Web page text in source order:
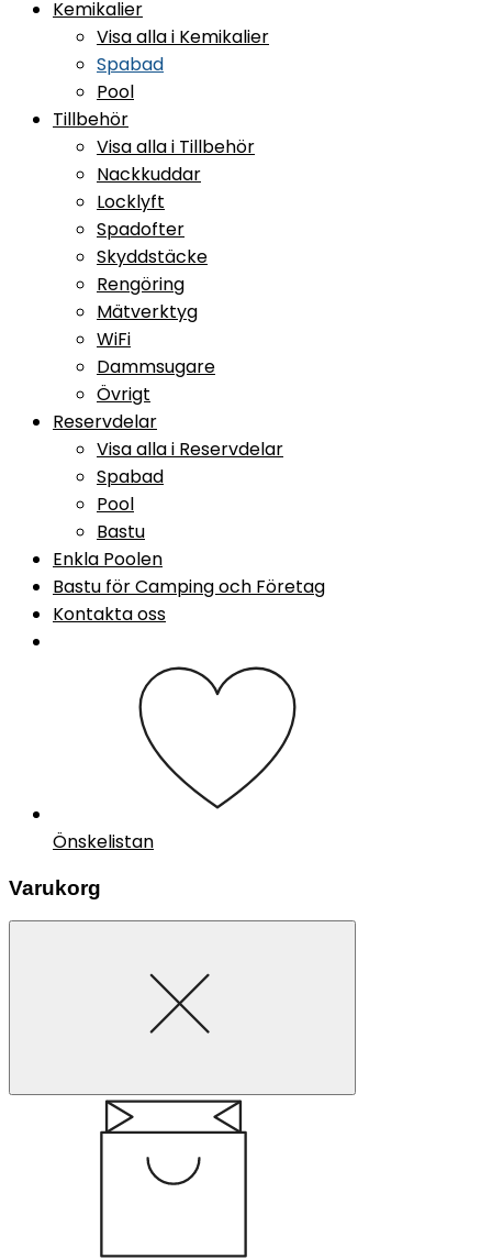
Kemikalier
Visa alla i Kemikalier
Spabad
Pool
Tillbehör
Visa alla i Tillbehör
Nackkuddar
Locklyft
Spadofter
Skyddstäcke
Rengöring
Mätverktyg
WiFi
Dammsugare
Övrigt
Reservdelar
Visa alla i Reservdelar
Spabad
Pool
Bastu
Enkla Poolen
Bastu för Camping och Företag
Kontakta oss
Önskelistan
Varukorg